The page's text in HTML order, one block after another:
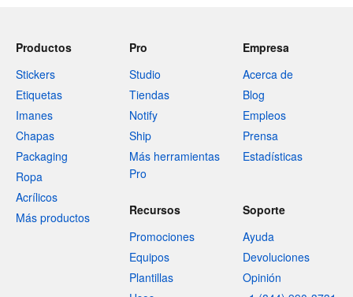
Productos
Stickers
Etiquetas
Imanes
Chapas
Packaging
Ropa
Acrílicos
Más productos
Pro
Studio
Tiendas
Notify
Ship
Más herramientas
Pro
Empresa
Acerca de
Blog
Empleos
Prensa
Estadísticas
Recursos
Promociones
Equipos
Plantillas
Soporte
Ayuda
Devoluciones
Opinión